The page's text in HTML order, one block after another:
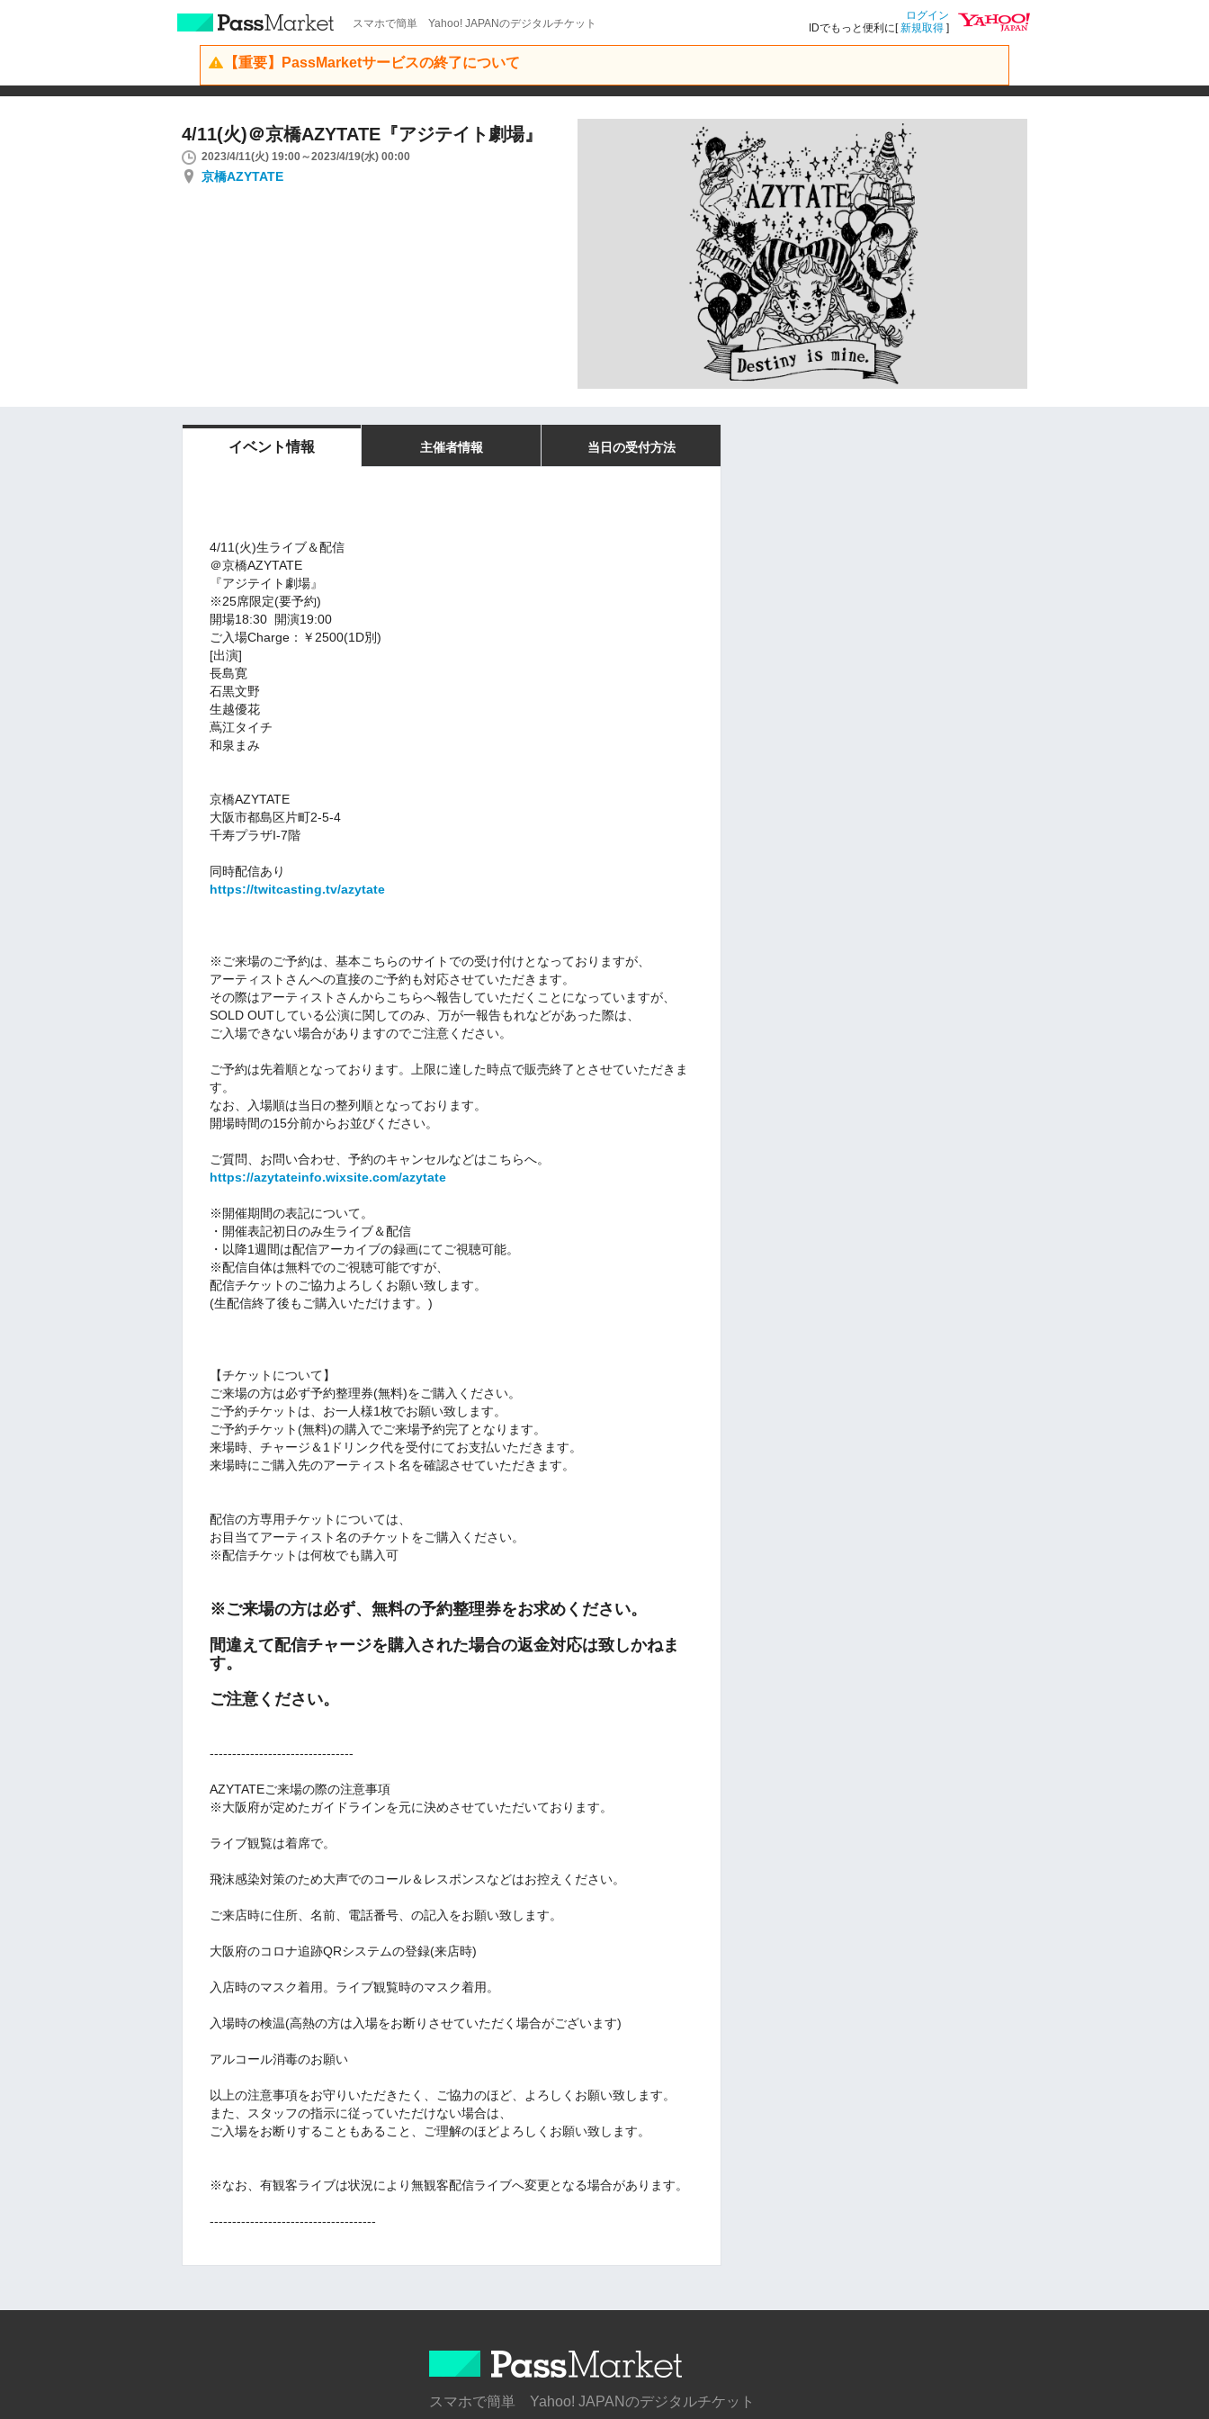
スマホで簡単 Yahoo! JAPANのデジタルチケット
ログイン
IDでもっと便利に[新規取得 ]
【重要】PassMarketサービスの終了について
4/11(火)＠京橋AZYTATE『アジテイト劇場』
2023/4/11(火) 19:00～2023/4/19(水) 00:00
京橋AZYTATE
イベント情報 主催者情報 当日の受付方法
4/11(火)生ライブ＆配信
＠京橋AZYTATE
『アジテイト劇場』
※25席限定(要予約)
開場18:30 開演19:00
ご入場Charge：￥2500(1D別)
[出演]
長島寛
石黒文野
生越優花
蔦江タイチ
和泉まみ
京橋AZYTATE
大阪市都島区片町2-5-4
千寿プラザI-7階
同時配信あり
https://twitcasting.tv/azytate
※ご来場のご予約は、基本こちらのサイトでの受け付けとなっておりますが、
アーティストさんへの直接のご予約も対応させていただきます。
その際はアーティストさんからこちらへ報告していただくことになっていますが、
SOLD OUTしている公演に関してのみ、 万が一報告もれなどがあった際は、
ご入場できない場合がありますのでご注意ください。
ご予約は先着順となっております。上限に達した時点で販売終了とさせていただきま
す。
なお、入場順は当日の整列順となっております。
開場時間の15分前からお並びください。
ご質問、お問い合わせ、予約のキャンセルなどはこちらへ。
https://azytateinfo.wixsite.com/azytate
※開催期間の表記について。
・開催表記初日のみ生ライブ＆配信
・以降1週間は配信アーカイブの録画にてご視聴可能。
※配信自体は無料でのご視聴可能ですが、
配信チケットのご協力よろしくお願い致します。
(生配信終了後もご購入いただけます。)
【チケットについて】
ご来場の方は必ず予約整理券(無料)をご購入ください。
ご予約チケットは、お一人様1枚でお願い致します。
ご予約チケット(無料)の購入でご来場予約完了となります。
来場時、チャージ＆1ドリンク代を受付にてお支払いただきます。
来場時にご購入先のアーティスト名を確認させていただきます。
配信の方専用チケットについては、
お目当てアーティスト名のチケットをご購入ください。
※配信チケットは何枚でも購入可
※ご来場の方は必ず、無料の予約整理券をお求めください。
間違えて配信チャージを購入された場合の返金対応は致しかねま
す。
ご注意ください。
--------------------------------
AZYTATEご来場の際の注意事項
※大阪府が定めたガイドラインを元に決めさせていただいております。
ライブ観覧は着席で。
飛沫感染対策のため大声でのコール＆レスポンスなどはお控えください。
ご来店時に住所、名前、電話番号、の記入をお願い致します。
大阪府のコロナ追跡QRシステムの登録(来店時)
入店時のマスク着用。ライブ観覧時のマスク着用。
入場時の検温(高熱の方は入場をお断りさせていただく場合がございます)
アルコール消毒のお願い
以上の注意事項をお守りいただきたく、ご協力のほど、よろしくお願い致します。
また、スタッフの指示に従っていただけない場合は、
ご入場をお断りすることもあること、ご理解のほどよろしくお願い致します。
※なお、有観客ライブは状況により無観客配信ライブへ変更となる場合があります。
-------------------------------------
スマホで簡単 Yahoo! JAPANのデジタルチケット